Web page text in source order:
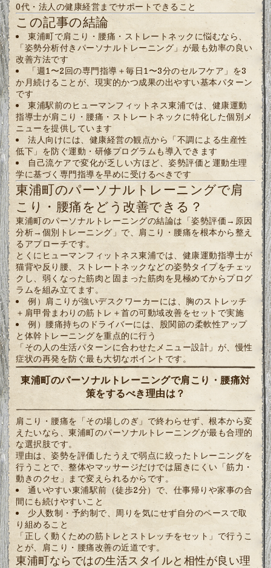
0代・法人の健康経営までサポートできること
この記事の結論
東浦町で肩こり・腰痛・ストレートネックに悩むなら、
「姿勢分析付きパーソナルトレーニング」が最も効率の良い
改善方法です
「週1〜2回の専門指導＋毎日1〜3分のセルフケア」を3
か月続けることが、現実的かつ成果の出やすい基本パターン
です
東浦駅前のヒューマンフィットネス東浦では、健康運動
指導士が肩こり・腰痛・ストレートネックに特化した個別メ
ニューを提供しています
法人向けには、健康経営の観点から「不調による生産性
低下」を防ぐ運動・研修プログラムも導入できます
自己流ケアで変化が乏しい方ほど、姿勢評価と運動生理
学に基づく専門指導を早めに受けるべきです
東浦町のパーソナルトレーニングで肩
こり・腰痛をどう改善できる？
東浦町のパーソナルトレーニングの結論は「姿勢評価→原因
分析→個別トレーニング」で、肩こり・腰痛を根本から整え
るアプローチです。
とくにヒューマンフィットネス東浦では、健康運動指導士が
猫背や反り腰、ストレートネックなどの姿勢タイプをチェッ
クし、弱くなった筋肉と固まった筋肉を見極めてからプログ
ラムを組み立てます。
例）肩こりが強いデスクワーカーには、胸のストレッチ
＋肩甲骨まわりの筋トレ＋首の可動域改善をセットで実施
例）腰痛持ちのドライバーには、股関節の柔軟性アップ
と体幹トレーニングを重点的に行う
「その人の生活パターンに合わせたメニュー設計」が、慢性
症状の再発を防ぐ最も大切なポイントです。
東浦町のパーソナルトレーニングで肩こり・腰痛対
策をするべき理由は？
肩こり・腰痛を「その場しのぎ」で終わらせず、根本から変
えたいなら、東浦町のパーソナルトレーニングが最も合理的
な選択肢です。
理由は、姿勢を評価したうえで弱点に絞ったトレーニングを
行うことで、整体やマッサージだけでは届きにくい「筋力・
動きのクセ」まで変えられるからです。
通いやすい東浦駅前（徒歩2分）で、仕事帰りや家事の合
間にも続けやすいこと
少人数制・予約制で、周りを気にせず自分のペースで取
り組めること
「正しく動くための筋トレとストレッチをセット」で行うこ
とが、肩こり・腰痛改善の近道です。
東浦町ならではの生活スタイルと相性が良い理